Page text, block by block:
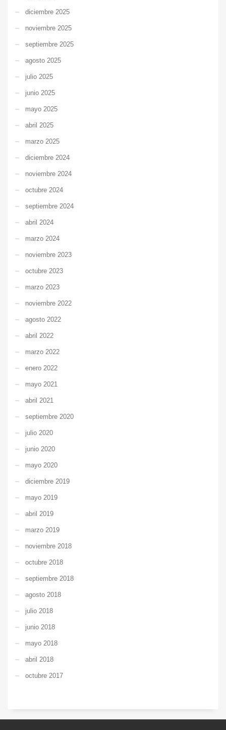
diciembre 2025
noviembre 2025
septiembre 2025
agosto 2025
julio 2025
junio 2025
mayo 2025
abril 2025
marzo 2025
diciembre 2024
noviembre 2024
octubre 2024
septiembre 2024
abril 2024
marzo 2024
noviembre 2023
octubre 2023
marzo 2023
noviembre 2022
agosto 2022
abril 2022
marzo 2022
enero 2022
mayo 2021
abril 2021
septiembre 2020
julio 2020
junio 2020
mayo 2020
diciembre 2019
mayo 2019
abril 2019
marzo 2019
noviembre 2018
octubre 2018
septiembre 2018
agosto 2018
julio 2018
junio 2018
mayo 2018
abril 2018
octubre 2017